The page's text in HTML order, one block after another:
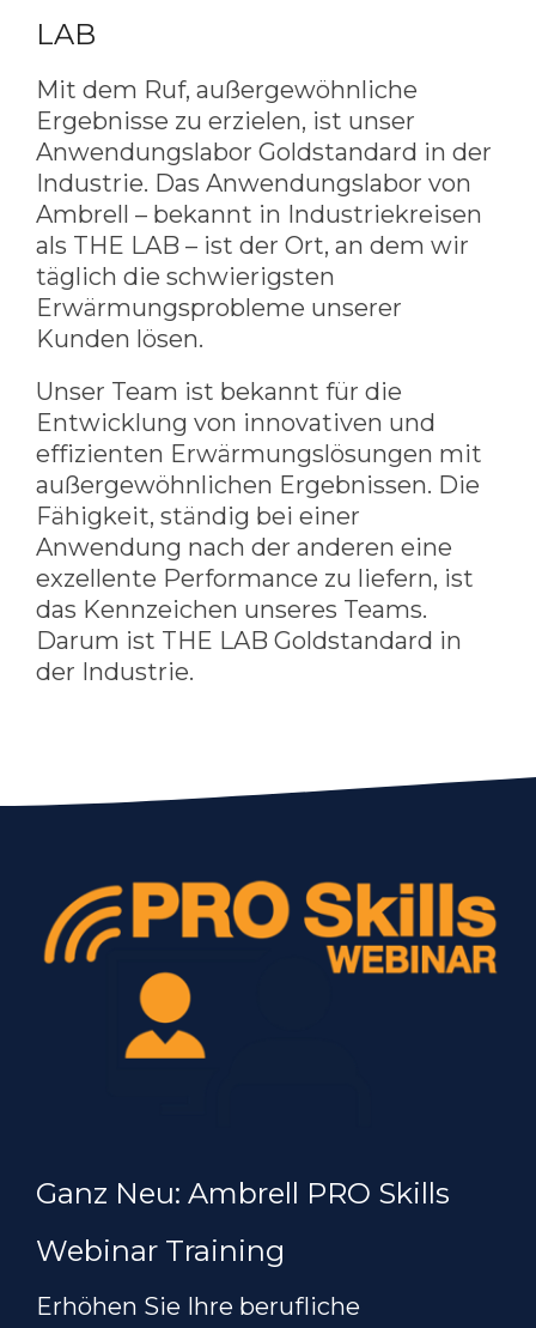
LAB
Mit dem Ruf, außergewöhnliche
Ergebnisse zu erzielen, ist unser
Anwendungslabor Goldstandard in der
Industrie. Das Anwendungslabor von
Ambrell – bekannt in Industriekreisen
als THE LAB – ist der Ort, an dem wir
täglich die schwierigsten
Erwärmungsprobleme unserer
Kunden lösen.
Unser Team ist bekannt für die
Entwicklung von innovativen und
effizienten Erwärmungslösungen mit
außergewöhnlichen Ergebnissen. Die
Fähigkeit, ständig bei einer
Anwendung nach der anderen eine
exzellente Performance zu liefern, ist
das Kennzeichen unseres Teams.
Darum ist THE LAB Goldstandard in
der Industrie.
Ganz Neu: Ambrell PRO Skills
Webinar Training
Erhöhen Sie Ihre berufliche